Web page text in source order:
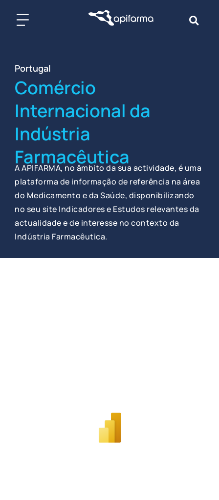
Portugal
Comércio
Internacional da
Indústria
Farmacêutica
A APIFARMA, no âmbito da sua actividade, é uma
plataforma de informação de referência na área
do Medicamento e da Saúde, disponibilizando
no seu site Indicadores e Estudos relevantes da
actualidade e de interesse no contexto da
Indústria Farmacêutica.